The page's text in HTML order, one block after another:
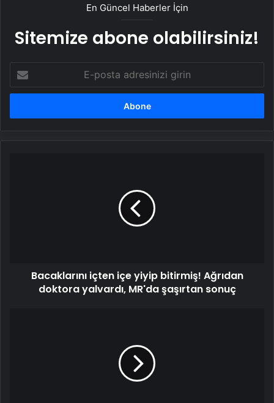
En Güncel Haberler İçin
Sitemize abone olabilirsiniz!
posta
adresinizi
şaşırtanBacaklarını içten içe yiyip bitirmiş! Ağrıdan
doktora yalvardı, MR'da şaşırtan sonuç